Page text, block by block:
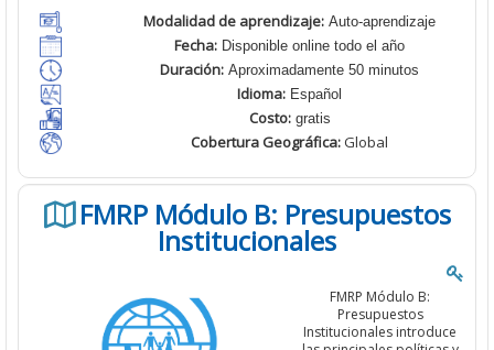
Modalidad de aprendizaje: Auto-aprendizaje
Fecha: Disponible online todo el año
Duración: Aproximadamente 50 minutos
Idioma: Español
Costo:gratis
Cobertura Geográfica:Global
FMRP Módulo B: Presupuestos
Institucionales
FMRP Módulo B:
Presupuestos
Institucionales introduce